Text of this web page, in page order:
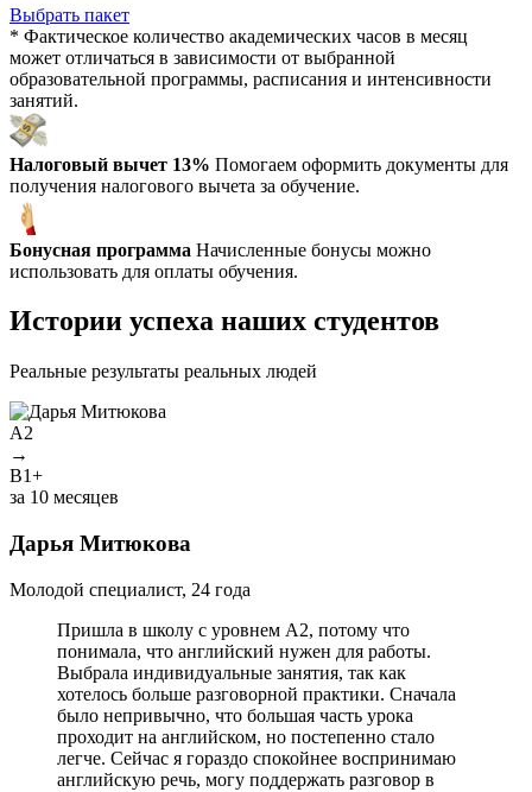
Выбрать пакет
* Фактическое количество академических часов в месяц
может отличаться в зависимости от выбранной
образовательной программы, расписания и интенсивности
занятий.
Налоговый вычет 13% Помогаем оформить документы для
получения налогового вычета за обучение.
Бонусная программа Начисленные бонусы можно
использовать для оплаты обучения.
Истории успеха наших студентов
Реальные результаты реальных людей
A2
→
B1+
за 10 месяцев
Дарья Митюкова
Молодой специалист, 24 года
Пришла в школу с уровнем A2, потому что
понимала, что английский нужен для работы.
Выбрала индивидуальные занятия, так как
хотелось больше разговорной практики. Сначала
было непривычно, что большая часть урока
проходит на английском, но постепенно стало
легче. Сейчас я гораздо спокойнее воспринимаю
английскую речь, могу поддержать разговор в